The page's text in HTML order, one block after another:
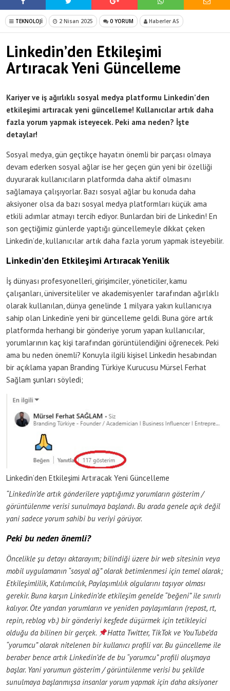
TEKNOLOJİ 2 Nisan 2025 0 YORUM Haberler AS
Linkedin’den Etkileşimi
Artıracak Yeni Güncelleme
Kariyer ve iş ağırlıklı sosyal medya platformu Linkedin’den
etkileşimi artıracak yeni güncelleme! Kullanıcılar artık daha
fazla yorum yapmak isteyecek. Peki ama neden? İşte
detaylar!
Sosyal medya, gün geçtikçe hayatın önemli bir parçası olmaya
devam ederken sosyal ağlar ise her geçen gün yeni bir özelliği
duyurarak kullanıcıların platformda daha aktif olmasını
sağlamaya çalışıyorlar. Bazı sosyal ağlar bu konuda daha
aksiyoner olsa da bazı sosyal medya platformları küçük ama
etkili adımlar atmayı tercih ediyor. Bunlardan biri de Linkedin! En
son geçtiğimiz günlerde yaptığı güncellemeyle dikkat çeken
Linkedin’de, kullanıcılar artık daha fazla yorum yapmak isteyebilir.
Linkedin’den Etkileşimi Artıracak Yenilik
İş dünyası profesyonelleri, girişimciler, yöneticiler, kamu
çalışanları, üniversiteliler ve akademisyenler tarafından ağırlıklı
olarak kullanılan, dünya genelinde 1 milyara yakın kullanıcıya
sahip olan Linkedin’e yeni bir güncelleme geldi. Buna göre artık
platformda herhangi bir gönderiye yorum yapan kullanıcılar,
yorumlarının kaç kişi tarafından görüntülendiğini öğrenecek. Peki
ama bu neden önemli? Konuyla ilgili kişisel Linkedin hesabından
bir açıklama yapan Branding Türkiye Kurucusu Mürsel Ferhat
Sağlam şunları söyledi;
Linkedin’den Etkileşimi Artıracak Yeni Güncelleme
“Linkedin’de artık gönderilere yaptığımız yorumların gösterim /
görüntülenme verisi sunulmaya başlandı. Bu arada genele açık değil
yani sadece yorum sahibi bu veriyi görüyor.
Peki bu neden önemli?
Öncelikle şu detayı aktarayım; bilindiği üzere bir web sitesinin veya
mobil uygulamanın “sosyal ağ” olarak betimlenmesi için temel olarak;
Etkileşimlilik, Katılımcılık, Paylaşımlılık olgularını taşıyor olması
gerekir. Buna karşın Linkedin’de etkileşim genelde “beğeni” ile sınırlı
kalıyor. Öte yandan yorumların ve yeniden paylaşımların (repost, rt,
repin, reblog vb.) bir gönderiyi keşfede düşürmek için tetikleyici
olduğu da bilinen bir gerçek.
Hatta Twitter, TikTok ve YouTube’da
“yorumcu” olarak nitelenen bir kullanıcı profili var. Bu güncelleme ile
beraber bence artık Linkedin’de de bu “yorumcu” profili oluşmaya
başlar. Yani yorumun gösterim / görüntülenme verisi bu şekilde
sunulmaya başlanmışsa insanlar yorum yapmak için daha aksiyoner